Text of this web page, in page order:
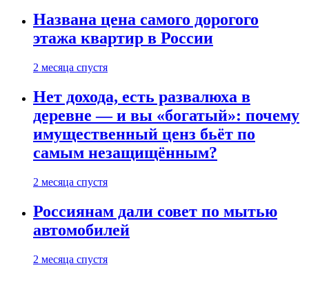
Названа цена самого дорогого
этажа квартир в России
2 месяца спустя
Нет дохода, есть развалюха в
деревне — и вы «богатый»: почему
имущественный ценз бьёт по
самым незащищённым?
2 месяца спустя
Россиянам дали совет по мытью
автомобилей
2 месяца спустя